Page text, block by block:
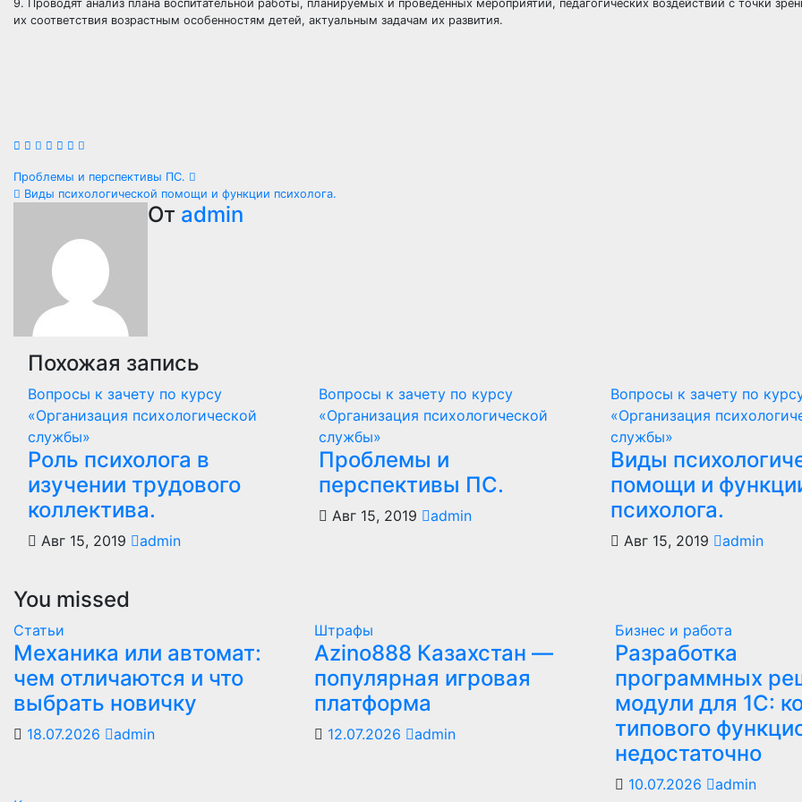
9. Проводят анализ плана воспитательной работы, планируемых и проведенных мероприятий, педагогических воздействий с точки
их соответствия возрастным особенностям детей, актуальным задачам их развития.
Навигация
записям
Проблемы и перспективы ПС.
Виды психологической помощи и функции психолога.
От admin
Похожая запись
Вопросы к зачету по курсу
«Организация психологической
службы»
Роль психолога в
изучении трудового
коллектива.
Авг 15, 2019 admin
Вопросы к зачету по курсу
«Организация психологической
службы»
Проблемы и
перспективы ПС.
Авг 15, 2019 admin
Вопросы к зачету по
«Организация
службы»
Виды
помощи и
психолога.
Авг 15, 2019 admin
You missed
Статьи
Механика или автомат:
чем отличаются и что
выбрать новичку
18.07.2026 admin
Штрафы
Azino888 Казахстан —
популярная игровая
платформа
12.07.2026 admin
Бизнес и работа
Разработка
программных
модули для 1С:
типового
недостаточно
10.07.2026
admin